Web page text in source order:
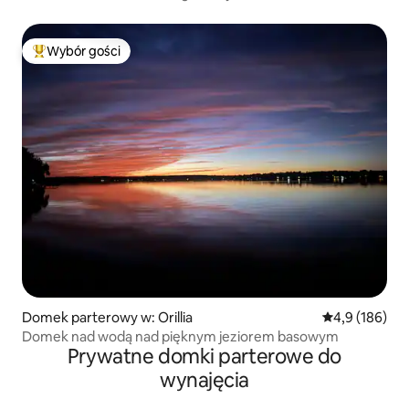
Najpopularniejsze z kategorii Wybór gości
Wybór gości
Domek parterowy w: Orillia Średnia
4,9 (186)
Domek nad wodą nad pięknym jeziorem basowym
Prywatne domki parterowe do
wynajęcia